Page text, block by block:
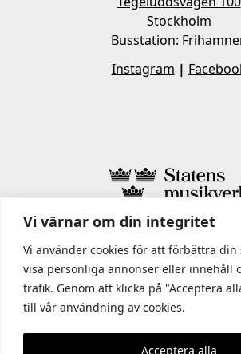
Vi värnar om din integritet
Vi använder cookies för att förbättra
visa personliga annonser eller innehåll
trafik. Genom att klicka på "Acceptera
till vår användning av cookies.
Acceptera alla
Stockholm
Busstation:
Instagram |
I STATENS MUSIKVERK